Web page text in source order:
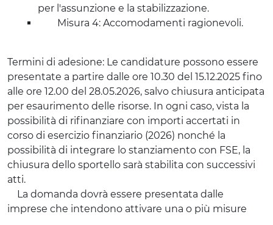
per l'assunzione e la stabilizzazione.
Misura 4: Accomodamenti ragionevoli.
Termini di adesione: Le candidature possono essere
presentate a partire dalle ore 10.30 del 15.12.2025 fino
alle ore 12.00 del 28.05.2026, salvo chiusura anticipata
per esaurimento delle risorse. In ogni caso, vista la
possibilità di rifinanziare con importi accertati in
corso di esercizio finanziario (2026) nonché la
possibilità di integrare lo stanziamento con FSE, la
chiusura dello sportello sarà stabilita con successivi
atti.
La domanda dovrà essere presentata dalle
imprese che intendono attivare una o più misure